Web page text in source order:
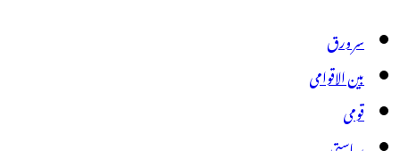
سر ورق
بین الاقوامی
قومی